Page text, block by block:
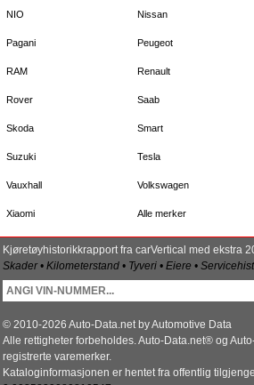
NIO Nissan
Pagani Peugeot
RAM Renault
Rover Saab
Skoda Smart
Suzuki Tesla
Vauxhall Volkswagen
Xiaomi Alle merker
Kjøretøyhistorikkrapport fra carVertical med ekstra
Skader • Kilometerstand • Tyveri • Eiere •
© 2010-2026 Auto-Data.net by Automotive Data
Alle rettigheter forbeholdes. Auto-Data.net® og
registrerte varemerker.
Kataloginformasjonen er hentet fra offentlig